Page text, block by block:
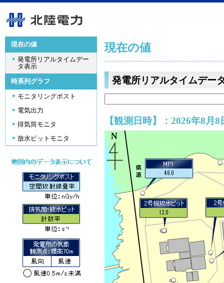
現在の値
発電所リアルタイムデー
タ表示
時系列グラフ
モニタリングポスト
電気出力
排気筒モニタ
放水ピットモニタ
現在の値
発電所リアルタイムデー
【観測日時】：2026年8月